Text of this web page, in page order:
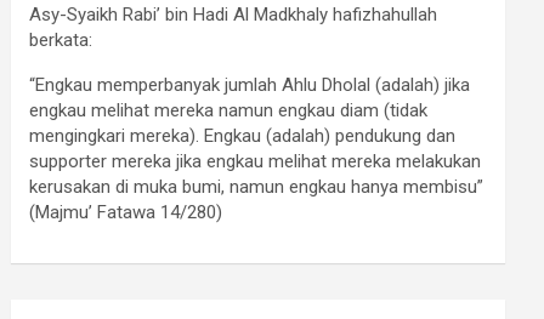
Asy-Syaikh Rabi’ bin Hadi Al Madkhaly hafizhahullah
berkata:
“Engkau memperbanyak jumlah Ahlu Dholal (adalah) jika
engkau melihat mereka namun engkau diam (tidak
mengingkari mereka). Engkau (adalah) pendukung dan
supporter mereka jika engkau melihat mereka melakukan
kerusakan di muka bumi, namun engkau hanya membisu”
(Majmu’ Fatawa 14/280)